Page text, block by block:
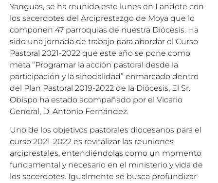
Yanguas, se ha reunido este lunes en Landete con
los sacerdotes del Arciprestazgo de Moya que lo
componen 47 parroquias de nuestra Diócesis. Ha
sido una jornada de trabajo para abordar el Curso
Pastoral 2021-2022 que este año se pone como
meta “Programar la acción pastoral desde la
participación y la sinodalidad” enmarcado dentro
del Plan Pastoral 2019-2022 de la Diócesis. El Sr.
Obispo ha estado acompañado por el Vicario
General, D. Antonio Fernández.
Uno de los objetivos pastorales diocesanos para el
curso 2021-2022 es revitalizar las reuniones
arciprestales, entendiéndolas como un momento
fundamental y necesario en el ministerio y vida de
los sacerdotes. Igualmente se busca profundizar